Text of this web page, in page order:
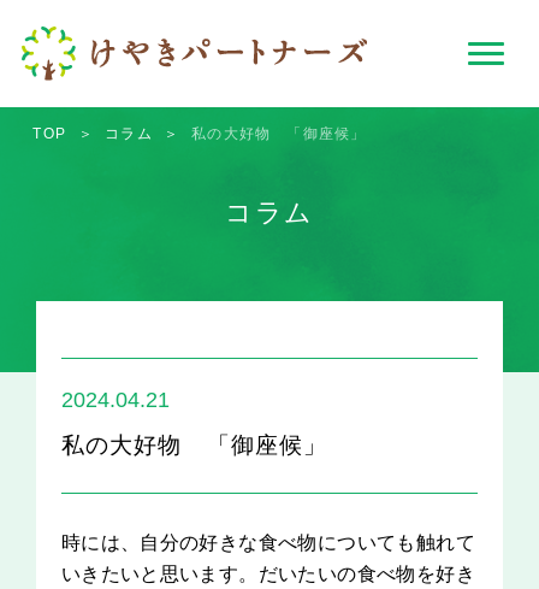
TOP ＞ コラム ＞ 私の大好物 「御座候」
コラム
2024.04.21
私の大好物 「御座候」
時には、自分の好きな食べ物についても触れて
いきたいと思います。だいたいの食べ物を好き